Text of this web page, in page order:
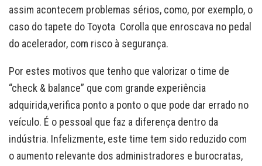
assim acontecem problemas sérios, como, por exemplo, o
caso do tapete do Toyota Corolla que enroscava no pedal
do acelerador, com risco à segurança.
Por estes motivos que tenho que valorizar o time de
“check & balance” que com grande experiência
adquirida,verifica ponto a ponto o que pode dar errado no
veículo. É o pessoal que faz a diferença dentro da
indústria. Infelizmente, este time tem sido reduzido com
o aumento relevante dos administradores e burocratas,